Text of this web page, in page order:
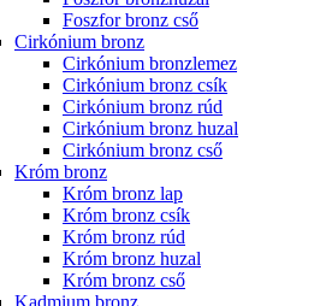
Foszfor bronz cső
Cirkónium bronz
Cirkónium bronzlemez
Cirkónium bronz csík
Cirkónium bronz rúd
Cirkónium bronz huzal
Cirkónium bronz cső
Króm bronz
Króm bronz lap
Króm bronz csík
Króm bronz rúd
Króm bronz huzal
Króm bronz cső
Kadmium bronz